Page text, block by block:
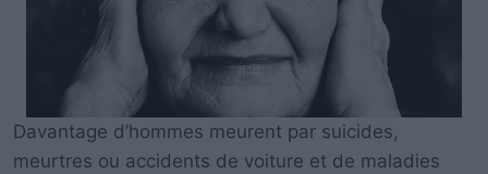
Davantage d’hommes meurent par suicides,
meurtres ou accidents de voiture et de maladies